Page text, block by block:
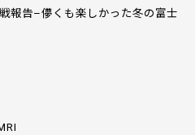
報告–儚くも楽しかった冬の富士